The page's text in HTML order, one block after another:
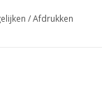
/Afdrukken